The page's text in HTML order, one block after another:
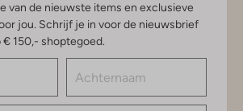
van de nieuwste items en exclusieve
jou. Schrijf je in voor de nieuwsbrief
€ 150,- shoptegoed.